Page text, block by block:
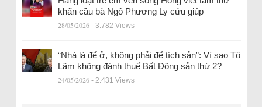
khẩn cầu bà Ngô Phương Ly cứu giúp
28/05/2026 - 3.782 Views
“Nhà là để ở, không phải để tích sản”: Vì sao Tô
Lâm không đánh thuế Bất Động sản thứ 2?
24/05/2026 - 2.431 Views